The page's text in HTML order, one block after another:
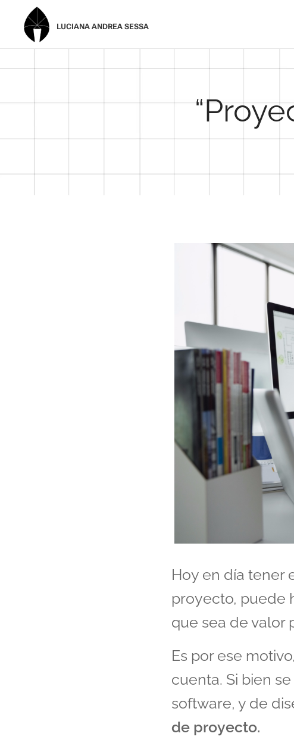
LUCIANA ANDREA SESSA
Hoy en día tener
proyecto, puede
que sea de valor
Es por ese
cuenta. Si bien
software, y de
de proyecto.